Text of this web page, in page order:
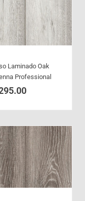
Laminado Oak
Professional